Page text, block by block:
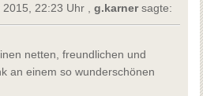
2015, 22:23 Uhr ,g.karnersagte:
netten, freundlichen und
an einem so wunderschönen